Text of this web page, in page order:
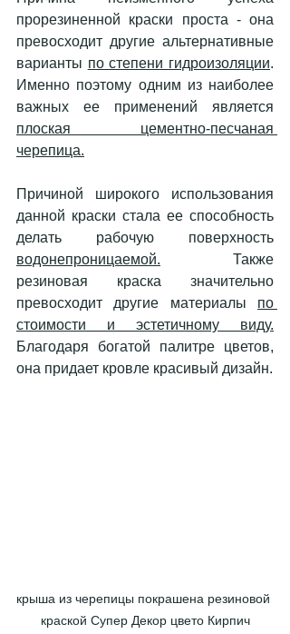
прорезиненной краски проста - она
превосходит другие альтернативные
варианты по степени гидроизоляции.
Именно поэтому одним из наиболее
плоская цементно-песчаная
черепица.
Причиной широкого использования
данной краски стала ее способность
водонепроницаемой. Также
резиновая краска значительно
превосходит другие материалы по
стоимости и эстетичному виду.
Благодаря богатой палитре цветов,
она придает кровле красивый дизайн.
крыша из черепицы покрашена резиновой
краской Супер Декор цвето Кирпич